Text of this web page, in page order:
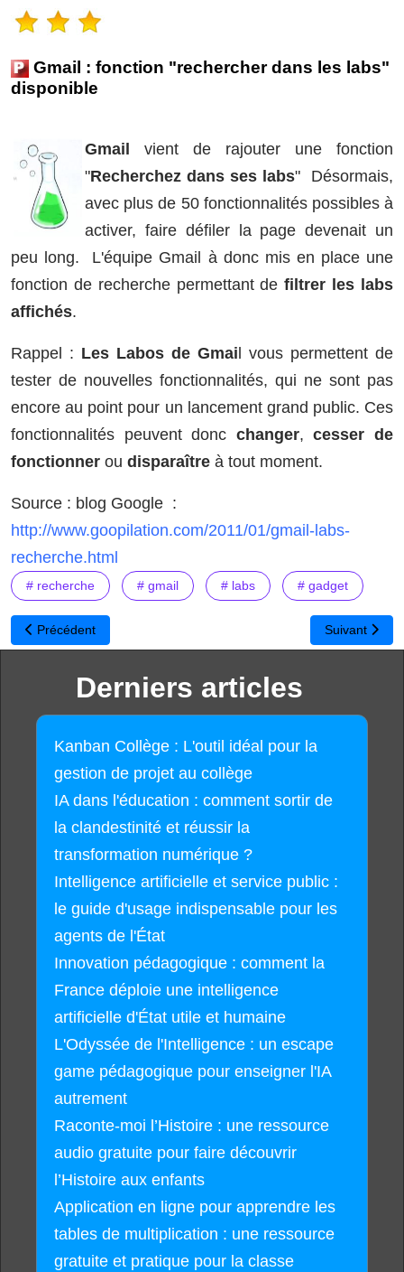
Gmail : fonction "rechercher dans les labs"
disponible
Gmail
vient de rajouter une fonction
"Recherchez dans ses labs" Désormais,
avec plus de 50 fonctionnalités possibles à
activer, faire défiler la page devenait un
peu long. L'équipe Gmail à donc mis en place une
fonction de recherche permettant defiltrer les labs
affichés.
Rappel : Les Labos de Gmai l vous permettent de
tester de nouvelles fonctionnalités, qui ne sont pas
encore au point pour un lancement grand public. Ces
fonctionnalités peuvent donc changer,cesser de
fonctionner ou disparaître à tout moment.
Source : blog Google :
http://www.goopilation.com/2011/01/gmail-labs-
recherche.html
# recherche # gmail # labs # gadget
Article précédent : Le bilan carbone des objets quotidiens en un
Précédent Article
Suivant
Derniers articles
Kanban Collège : L'outil idéal pour la
gestion de projet au collège
IA dans l'éducation : comment sortir de
la clandestinité et réussir la
transformation numérique ?
Intelligence artificielle et service public :
le guide d'usage indispensable pour les
agents de l'État
Innovation pédagogique : comment la
France déploie une intelligence
artificielle d'État utile et humaine
L'Odyssée de l'Intelligence : un escape
game pédagogique pour enseigner l'IA
autrement
Raconte-moi l’Histoire : une ressource
audio gratuite pour faire découvrir
l’Histoire aux enfants
Application en ligne pour apprendre les
tables de multiplication : une ressource
gratuite et pratique pour la classe